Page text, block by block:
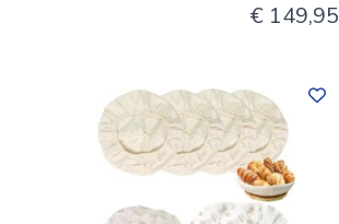
€ 149,95